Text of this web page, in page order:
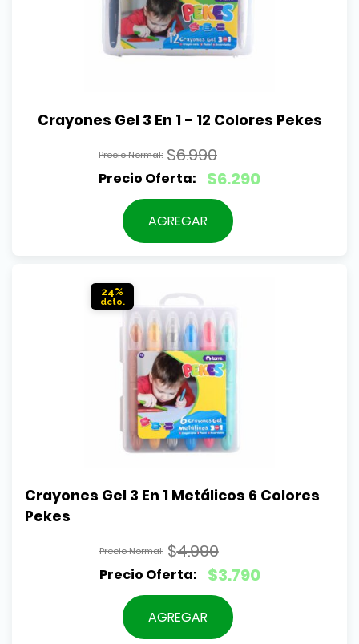
Crayones Gel 3 En 1 - 12 Colores Pekes
$6.990
El
precio
original
$6.290
El
precio
actual
AGREGAR
24%
Crayones Gel 3 En 1 Metálicos 6 Colores
Pekes
$4.990
El
precio
original
$3.790
El
precio
actual
AGREGAR